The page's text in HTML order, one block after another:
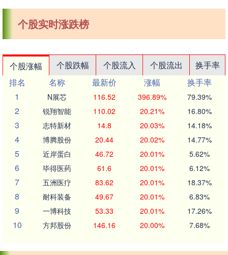
个股实时涨跌榜
个股涨幅 个股跌幅 个股流入 个股流出
换手率
排名
名称 最新价 涨幅
换手率
1
N展芯 116.52 396.89% 79.39%
2 锐翔智能 110.02 20.21% 16.80%
3 志特新材 14.8 20.03% 14.18%
4 博腾股份 20.44 20.02% 14.77%
5 近岸蛋白 46.72 20.01% 5.62%
6 毕得医药 61.6 20.01% 6.12%
7 五洲医疗 83.62 20.01% 18.37%
8 耐科装备 49.67 20.01% 6.83%
9 一博科技 53.33 20.01% 17.26%
10 方邦股份 146.16 20.00% 7.68%